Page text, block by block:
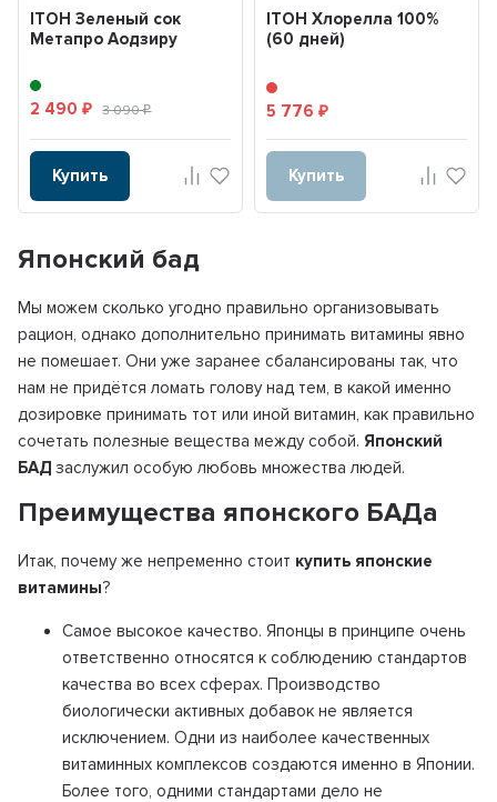
ITOH Зеленый сок
Метапро Аодзиру
2 490₽ 3 090₽
Купить
ITOH Хлорелла 100%
(60 дней)
5 776 ₽
Купить
Японский бад
Мы можем сколько угодно правильно организовывать
рацион, однако дополнительно принимать витамины явно
не помешает. Они уже заранее сбалансированы так, что
нам не придётся ломать голову над тем, в какой именно
дозировке принимать тот или иной витамин, как правильно
сочетать полезные вещества между собой. Японский
БАД заслужил особую любовь множества людей.
Преимущества японского БАДа
Итак, почему же непременно стоит купить японские
витамины?
Самое высокое качество. Японцы в принципе очень
ответственно относятся к соблюдению стандартов
качества во всех сферах. Производство
биологически активных добавок не является
исключением. Одни из наиболее качественных
витаминных комплексов создаются именно в Японии.
Более того, одними стандартами дело не